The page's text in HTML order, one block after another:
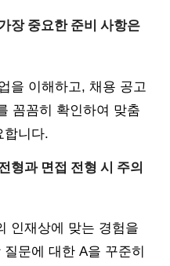
장 중요한 준비 사항은
을 이해하고, 채용 공고
꼼꼼히 확인하여 맞춤
합니다.
형과 면접 전형 시 주의
인재상에 맞는 경험을
문에 대한 A을 꾸준히